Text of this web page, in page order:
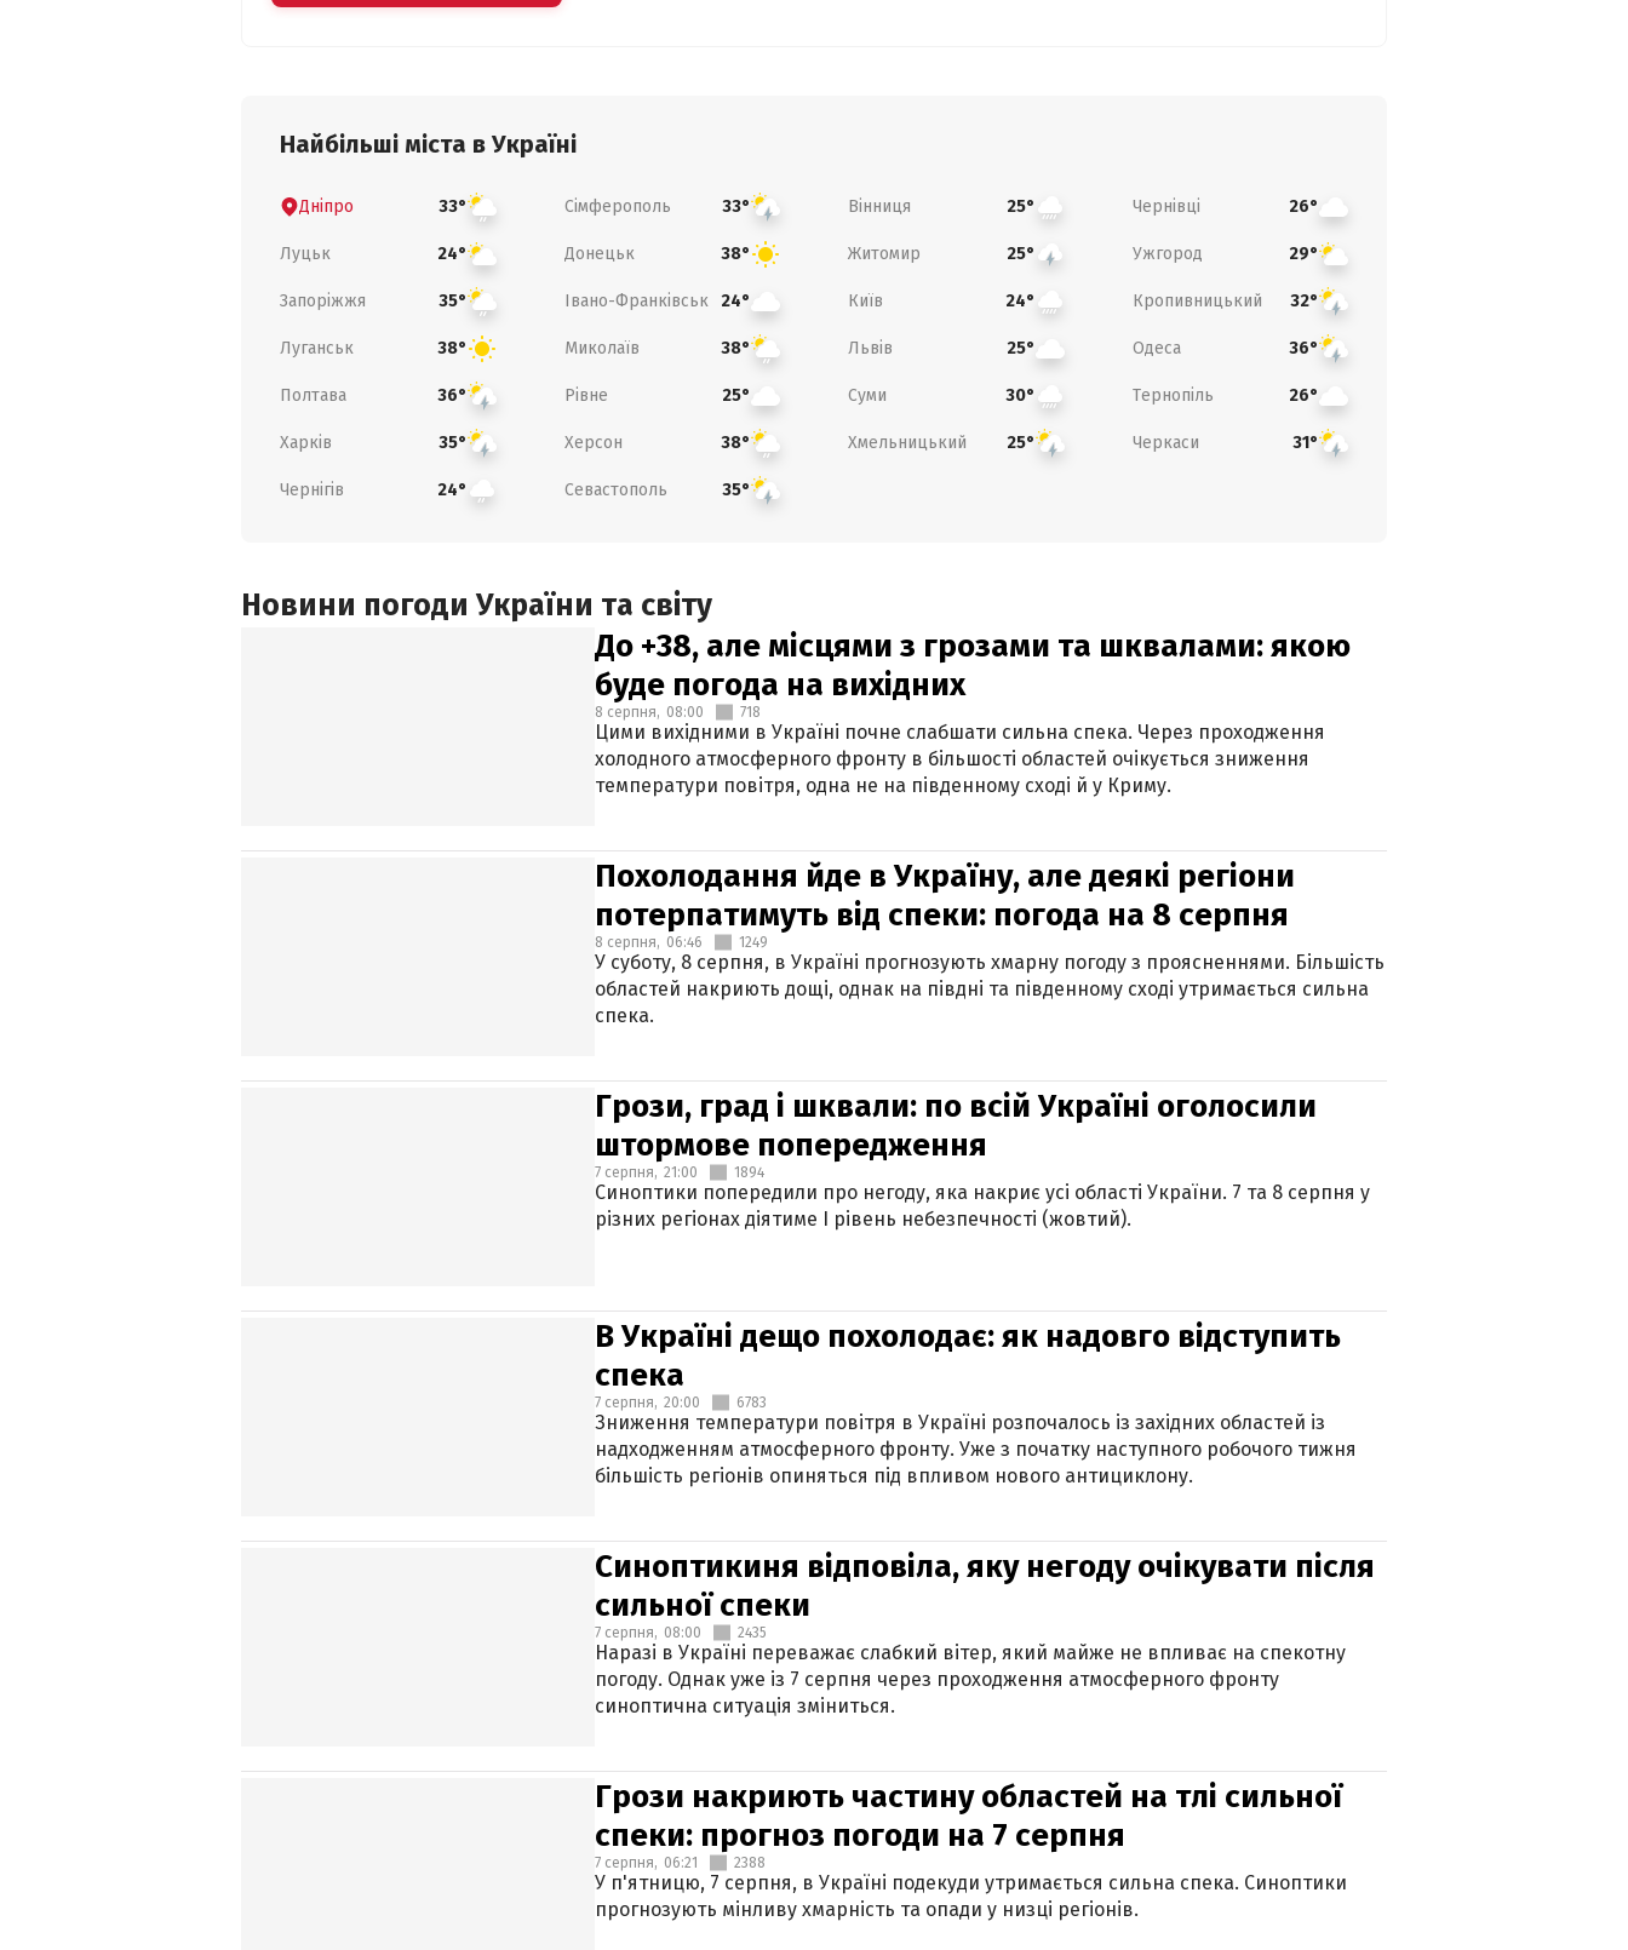
Найбільші міста в Україні
Дніпро 33° Сімферополь 33° Вінниця 25° Чернівці 26°
Луцьк 24° Донецьк 38° Житомир 25° Ужгород 29°
Запоріжжя 35° Івано-Франківськ 24° Київ 24° Кропивницький 32°
Луганськ 38° Миколаїв 38° Львів 25° Одеса 36°
Полтава 36° Рівне 25° Суми 30° Тернопіль 26°
Харків 35° Херсон 38° Хмельницький 25° Черкаси 31°
Чернігів 24° Севастополь 35°
Новини погоди України та світу
До +38, але місцями з грозами та шквалами: якою
буде погода на вихідних
8 серпня, 08:00 718
Цими вихідними в Україні почне слабшати сильна спека. Через проходження
холодного атмосферного фронту в більшості областей очікується зниження
температури повітря, одна не на південному сході й у Криму.
Похолодання йде в Україну, але деякі регіони
потерпатимуть від спеки: погода на 8 серпня
8 серпня, 06:46 1249
У суботу, 8 серпня, в Україні прогнозують хмарну погоду з проясненнями. Більшість
областей накриють дощі, однак на півдні та південному сході утримається сильна
спека.
Грози, град і шквали: по всій Україні оголосили
штормове попередження
7 серпня, 21:00 1894
Синоптики попередили про негоду, яка накриє усі області України. 7 та 8 серпня у
різних регіонах діятиме І рівень небезпечності (жовтий).
В Україні дещо похолодає: як надовго відступить
спека
7 серпня, 20:00 6783
Зниження температури повітря в Україні розпочалось із західних областей із
надходженням атмосферного фронту. Уже з початку наступного робочого тижня
більшість регіонів опиняться під впливом нового антициклону.
Синоптикиня відповіла, яку негоду очікувати після
сильної спеки
7 серпня, 08:00 2435
Наразі в Україні переважає слабкий вітер, який майже не впливає на спекотну
погоду. Однак уже із 7 серпня через проходження атмосферного фронту
синоптична ситуація зміниться.
Грози накриють частину областей на тлі сильної
спеки: прогноз погоди на 7 серпня
7 серпня, 06:21 2388
У п'ятницю, 7 серпня, в Україні подекуди утримається сильна спека. Синоптики
прогнозують мінливу хмарність та опади у низці регіонів.